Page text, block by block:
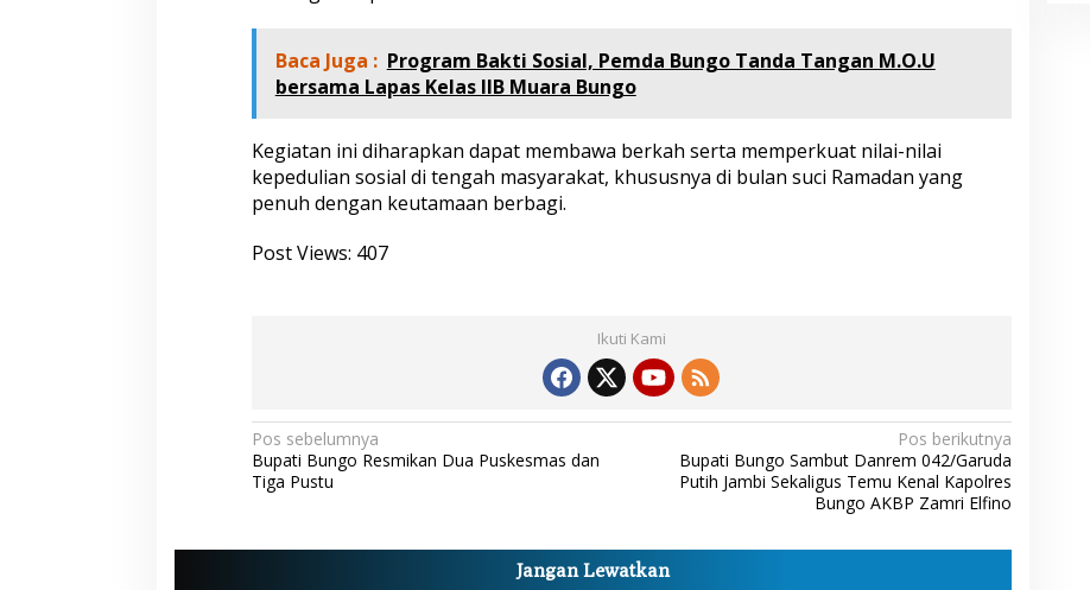
r
P
T
B
D
M
U
Baca Juga : Program Bakti Sosial, Pemda Bungo Tanda Tangan M.O.U
bersama Lapas Kelas IIB Muara Bungo
Kegiatan ini diharapkan dapat membawa berkah serta memperkuat nilai-nilai
kepedulian sosial di tengah masyarakat, khususnya di bulan suci Ramadan yang
penuh dengan keutamaan berbagi.
Post Views: 407
Ikuti Kami
N
a
i
Pos sebelumnya
Bupati Bungo Resmikan Dua Puskesmas dan
Tiga Pustu
Pos berikutnya
Bupati Bungo Sambut Danrem 042/Garuda
Putih Jambi Sekaligus Temu Kenal Kapolres
Bungo AKBP Zamri Elfino
Jangan Lewatkan